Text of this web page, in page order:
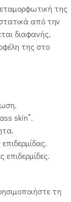
της
από την
διαφανής,
της στο
skin”.
επιδερμίδες.
τη